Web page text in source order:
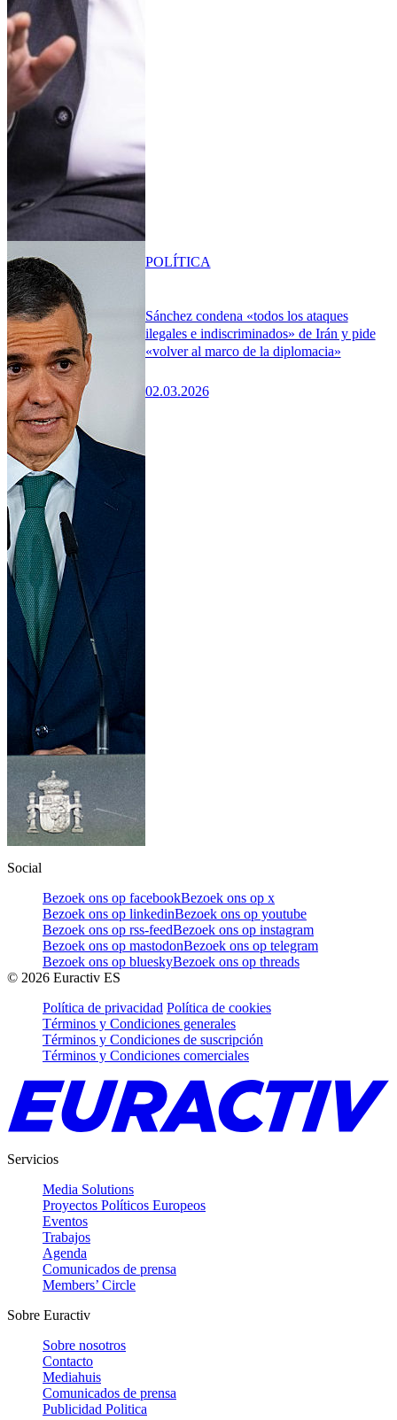
Sánchez condena «todos los ataques
ilegales e indiscriminados» de Irán y pide
«volver al marco de la diplomacia»
02.03.2026
POLÍTICA
Social
Bezoek ons op facebookBezoek ons op x
Bezoek ons op linkedinBezoek ons op youtube
Bezoek ons op rss-feedBezoek ons op instagram
Bezoek ons op mastodonBezoek ons op telegram
Bezoek ons op blueskyBezoek ons op threads
© 2026 Euractiv ES
Política de privacidad Política de cookies
Términos y Condiciones generales
Términos y Condiciones de suscripción
Términos y Condiciones comerciales
Servicios
Media Solutions
Proyectos Políticos Europeos
Eventos
Trabajos
Agenda
Comunicados de prensa
Members’ Circle
Sobre Euractiv
Sobre nosotros
Contacto
Mediahuis
Comunicados de prensa
Publicidad Politica